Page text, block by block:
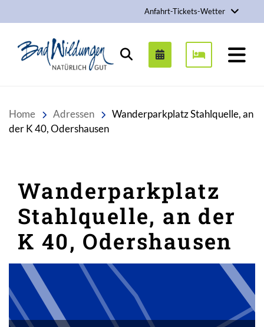
Anfahrt-Tickets-Wetter
Stadt Bad Wildungen
Suchen
Home Adressen
Wanderparkplatz Stahlquelle, an
der K 40, Odershausen
Wanderparkplatz
Stahlquelle, an der
K 40, Odershausen
Inhalt